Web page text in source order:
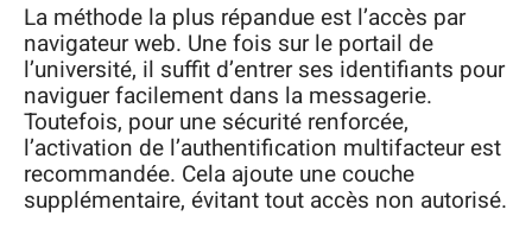
La méthode la plus répandue est l’accès par
navigateur web. Une fois sur le portail de
l’université, il suffit d’entrer ses identifiants pour
naviguer facilement dans la messagerie.
Toutefois, pour une sécurité renforcée,
l’activation de l’authentification multifacteur est
recommandée. Cela ajoute une couche
supplémentaire, évitant tout accès non autorisé.